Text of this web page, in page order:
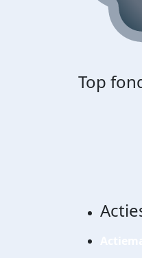
Top